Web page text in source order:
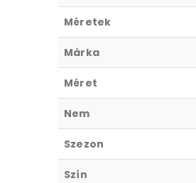
Méretek
Márka
Méret
Nem
Szezon
Szín